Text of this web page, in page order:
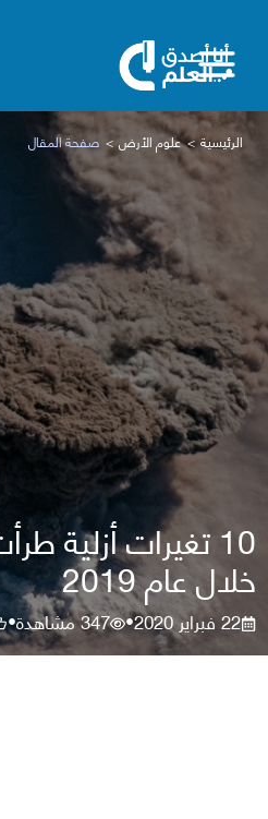
الرئيسية علوم الأرض صفحة المقال
10 تغيرات أزلية
خلال عام 2019
22 فبراير 2020 •
347مشاهدة•